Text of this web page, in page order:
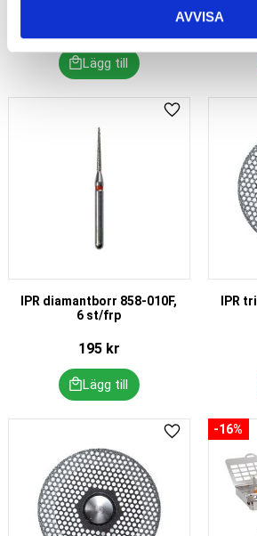
AVVISA
IPR diamantborr 858-010F,
6 st/frp
195kr
Lägg till i
IPR
Lägg till i
16%